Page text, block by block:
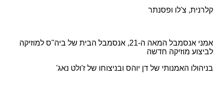
קלרנית, צ'לו ופסנתר
אמני אנסמבל המאה ה-21, אנסמבל הבית של ביה"ס למוזיקה
לביצוע מוזיקה חדשה
בניהולו האמנותי של דן יוהס ובניצוחו של ז'ולט נאג'